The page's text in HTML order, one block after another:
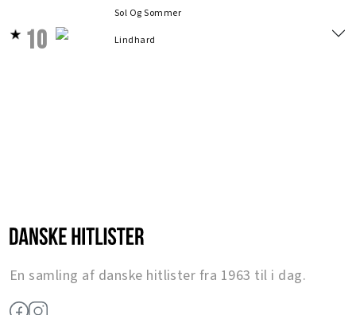
10
Sol Og Sommer
Lindhard
En samling af danske hitlister fra 1963 til i dag.